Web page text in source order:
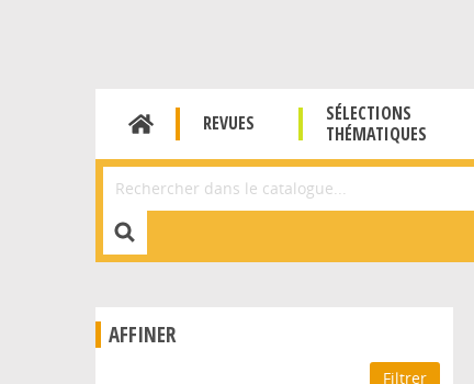
REVUES
SÉLECTIONS
THÉMATIQUES
Affiner la Recherche
AFFINER